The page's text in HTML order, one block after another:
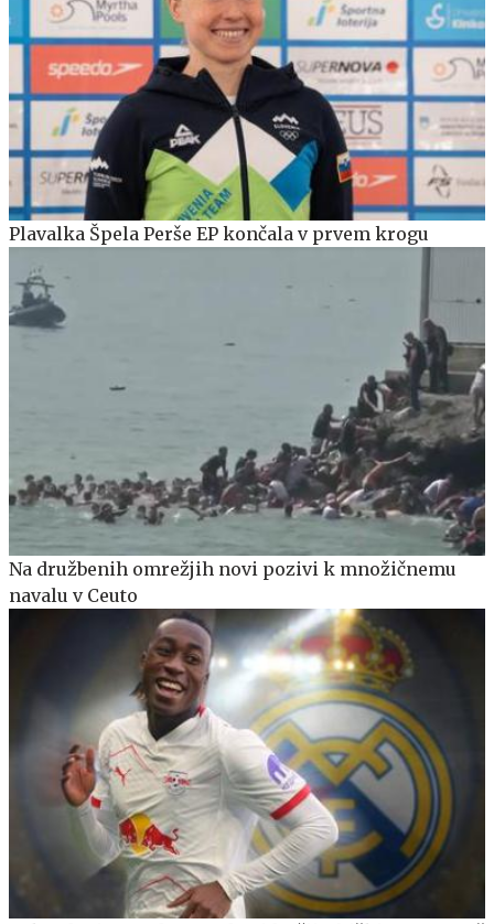
Plavalka Špela Perše EP končala v prvem krogu
Na družbenih omrežjih novi pozivi k množičnemu
navalu v Ceuto